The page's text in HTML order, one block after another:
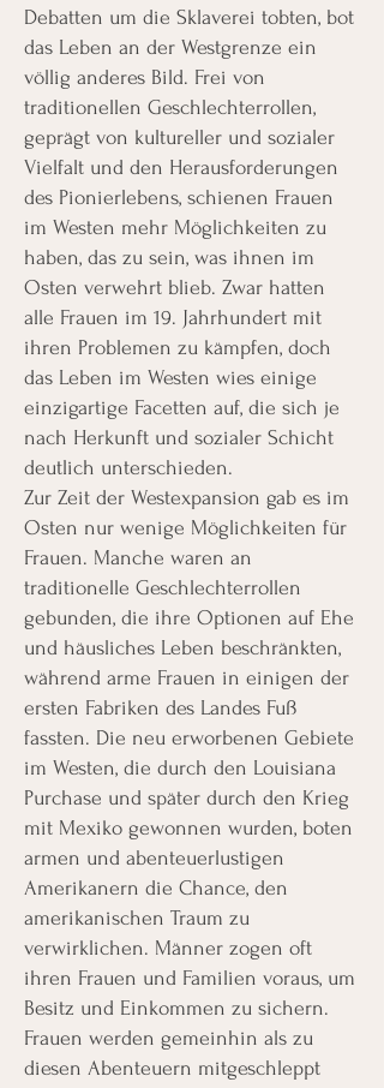
Debatten um die Sklaverei tobten, bot
das Leben an der Westgrenze ein
völlig anderes Bild. Frei von
traditionellen Geschlechterrollen,
geprägt von kultureller und sozialer
Vielfalt und den Herausforderungen
des Pionierlebens, schienen Frauen
im Westen mehr Möglichkeiten zu
haben, das zu sein, was ihnen im
Osten verwehrt blieb. Zwar hatten
alle Frauen im 19. Jahrhundert mit
ihren Problemen zu kämpfen, doch
das Leben im Westen wies einige
einzigartige Facetten auf, die sich je
nach Herkunft und sozialer Schicht
deutlich unterschieden.
Zur Zeit der Westexpansion gab es im
Osten nur wenige Möglichkeiten für
Frauen. Manche waren an
traditionelle Geschlechterrollen
gebunden, die ihre Optionen auf Ehe
und häusliches Leben beschränkten,
während arme Frauen in einigen der
ersten Fabriken des Landes Fuß
fassten. Die neu erworbenen Gebiete
im Westen, die durch den Louisiana
Purchase und später durch den Krieg
mit Mexiko gewonnen wurden, boten
armen und abenteuerlustigen
Amerikanern die Chance, den
amerikanischen Traum zu
verwirklichen. Männer zogen oft
ihren Frauen und Familien voraus, um
Besitz und Einkommen zu sichern.
Frauen werden gemeinhin als zu
diesen Abenteuern mitgeschleppt